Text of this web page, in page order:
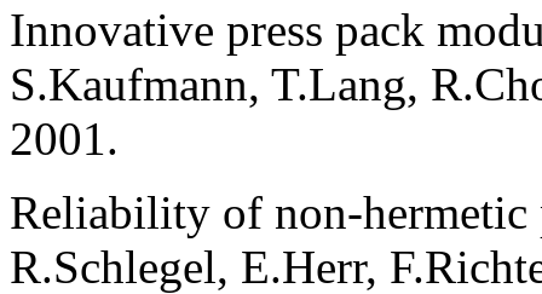
Innovative press pack
S.Kaufmann, T.Lang,
2001.
Reliability of non-hermetic
R.Schlegel, E.Herr,